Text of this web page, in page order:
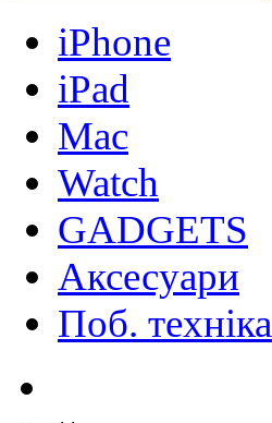
iPhone
iPad
Mac
Watch
GADGETS
Аксесуари
Поб. техніка